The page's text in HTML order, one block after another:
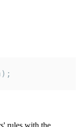
rules with the